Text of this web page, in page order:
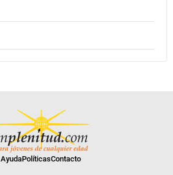
AyudaPolíticasContacto